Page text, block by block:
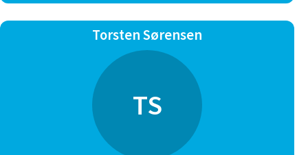
Torsten Sørensen
TS